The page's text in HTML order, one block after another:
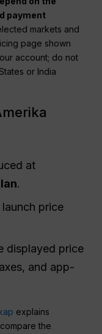
payment
markets and
page shown
account; do not
or India
at
.
price
displayed price
and app-
explains
the